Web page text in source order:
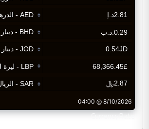
CurrencyRate